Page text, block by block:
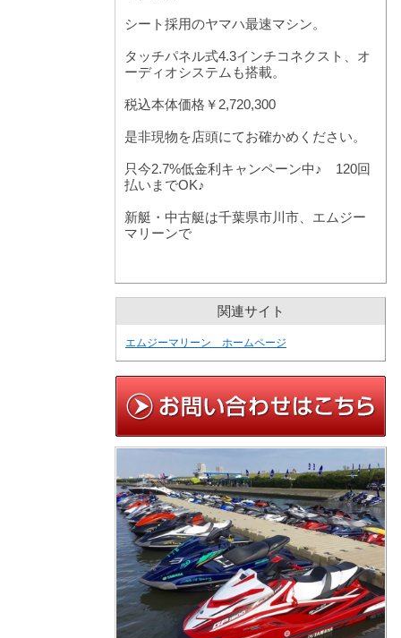
シート採用のヤマハ最速マシン。
タッチパネル式4.3インチコネクスト、オ
ーディオシステムも搭載。
税込本体価格￥2,720,300
是非現物を店頭にてお確かめください。
只今2.7%低金利キャンペーン中♪ 120回
払いまでOK♪
新艇・中古艇は千葉県市川市、エムジー
マリーンで
関連サイト
エムジーマリーン ホームページ